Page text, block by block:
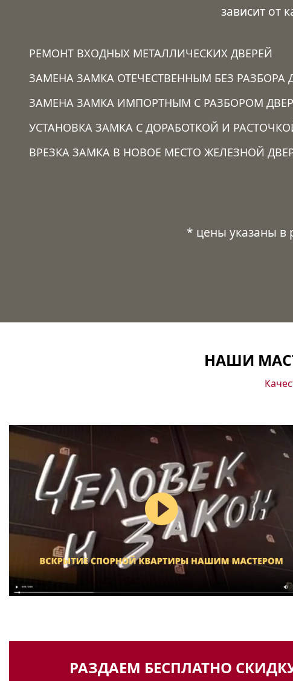
зависит от
РЕМОНТ ВХОДНЫХ МЕТАЛЛИЧЕСКИХ ДВЕРЕЙ
ЗАМЕНА ЗАМКА ОТЕЧЕСТВЕННЫМ БЕЗ РАЗБОРА
ЗАМЕНА ЗАМКА ИМПОРТНЫМ С РАЗБОРОМ
УСТАНОВКА ЗАМКА C ДОРАБОТКОЙ И
ВРЕЗКА ЗАМКА В НОВОЕ МЕСТО ЖЕЛЕЗНОЙ
* цены указаны в
НАШИ
РАЗДАЕМ БЕСПЛАТНО